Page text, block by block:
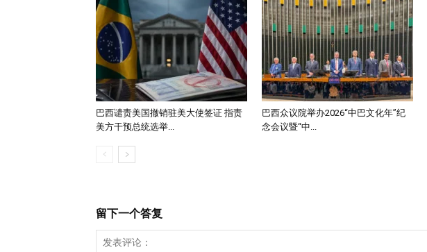
巴西谴责美国撤销驻美大使签证 指责
美方干预总统选举...
巴西众议院举办2026“中巴文化年”纪
念会议暨“中...
留下一个答复